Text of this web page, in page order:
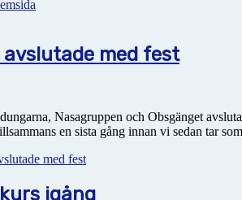
med fest
Nasagruppen och Obsgänget
en sista gång innan vi sedan tar
med fest
igång